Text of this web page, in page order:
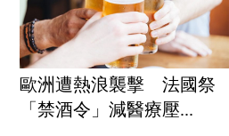
歐洲遭熱浪襲擊 法國祭
「禁酒令」減醫療壓...